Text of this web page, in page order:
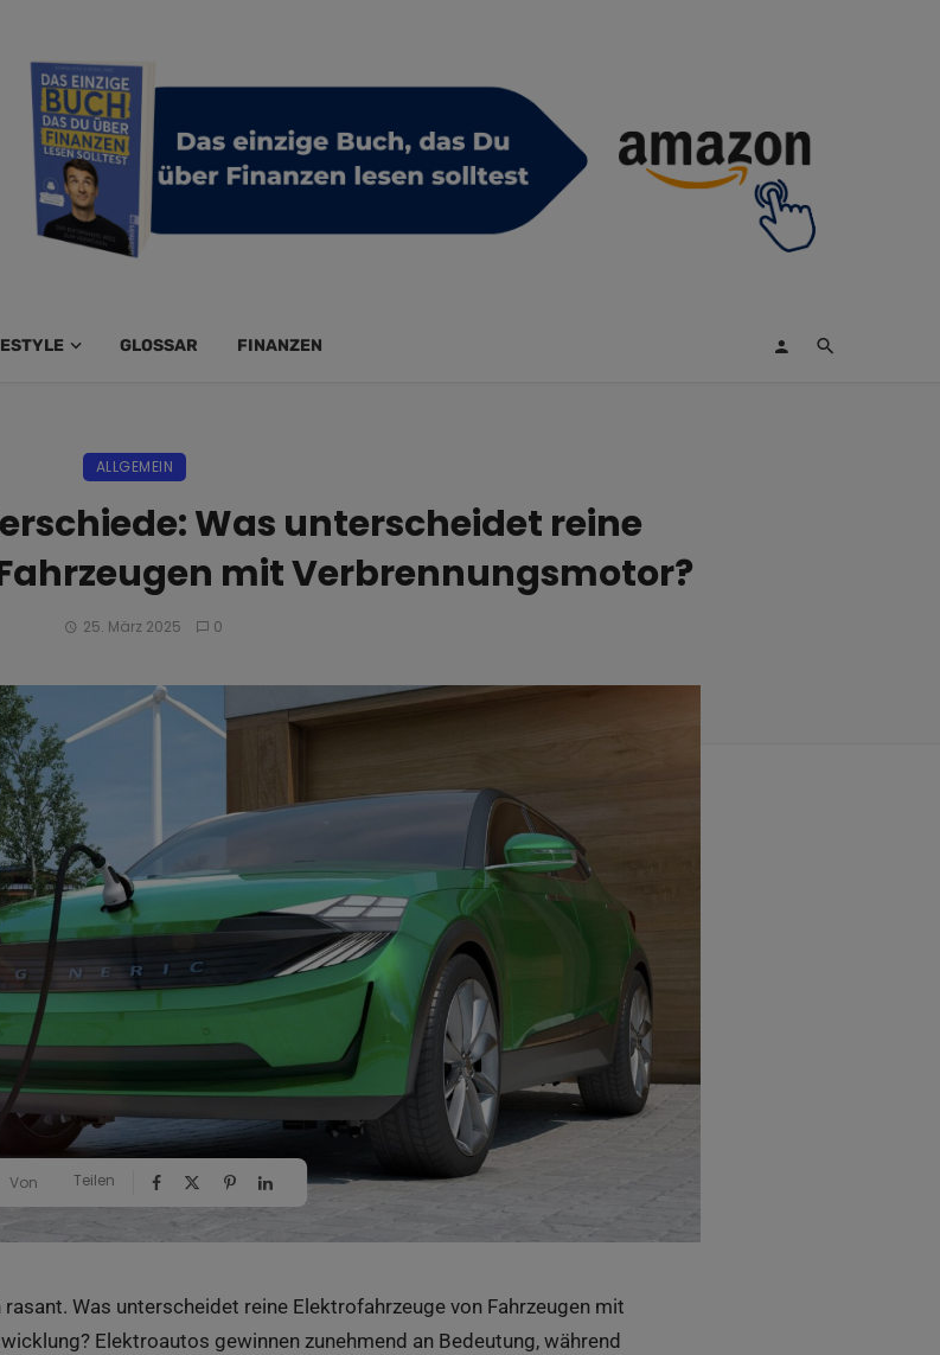
GLOSSAR FINANZEN
ALLGEMEIN
Was unterscheidet reine
mit Verbrennungsmotor?
25. März 2025 0
Von Teilen
Was unterscheidet reine Elektrofahrzeuge von Fahrzeugen mit
Elektroautos gewinnen zunehmend an Bedeutung, während